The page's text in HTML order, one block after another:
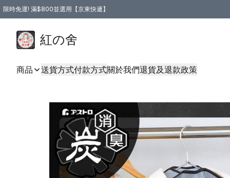
限時免運! 滿$800並選用【京東快遞】
紅の舍
商品 送貨方式付款方式關於我們退貨及退款政策